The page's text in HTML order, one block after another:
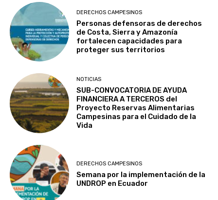
DERECHOS CAMPESINOS
Personas defensoras de derechos
de Costa, Sierra y Amazonía
fortalecen capacidades para
proteger sus territorios
NOTICIAS
SUB-CONVOCATORIA DE AYUDA
FINANCIERA A TERCEROS del
Proyecto Reservas Alimentarias
Campesinas para el Cuidado de la
Vida
DERECHOS CAMPESINOS
Semana por la implementación de la
UNDROP en Ecuador